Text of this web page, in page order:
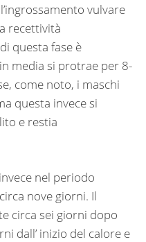
vulvare
recettività
questa fase è
media si protrae per 8-
come noto, i maschi
questa invece si
e restia
nel periodo
nove giorni. Il
circa sei giorni dopo
dall’ inizio del calore e